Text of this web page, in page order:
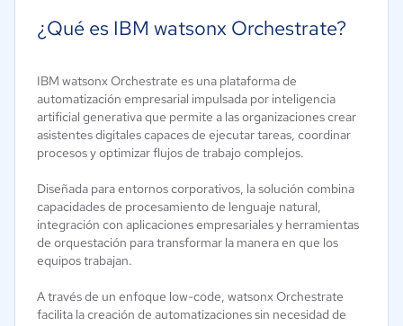
¿Qué es IBM watsonx Orchestrate?
IBM watsonx Orchestrate es una plataforma de
automatización empresarial impulsada por inteligencia
artificial generativa que permite a las organizaciones crear
asistentes digitales capaces de ejecutar tareas, coordinar
procesos y optimizar flujos de trabajo complejos.
Diseñada para entornos corporativos, la solución combina
capacidades de procesamiento de lenguaje natural,
integración con aplicaciones empresariales y herramientas
de orquestación para transformar la manera en que los
equipos trabajan.
A través de un enfoque low-code, watsonx Orchestrate
facilita la creación de automatizaciones sin necesidad de